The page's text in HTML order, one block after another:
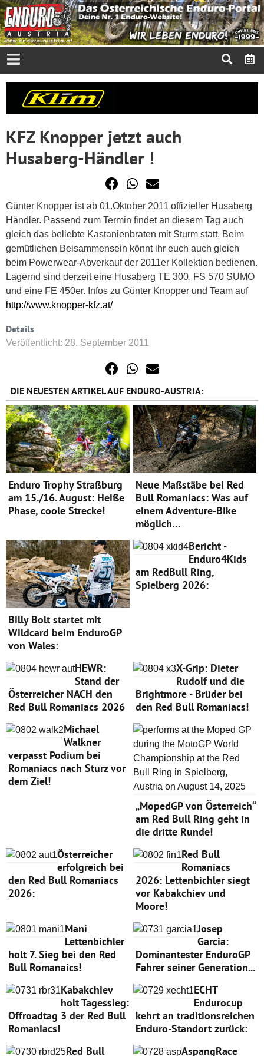
KFZ Knopper jetzt auch
Husaberg-Händler !
Günter Knopper ist ab 01.Oktober 2011 offizieller Husaberg
Händler. Passend zum Termin findet an diesem Tag auch
gleich das beliebte Kastanienbraten mit Sturm statt. Beim
gemütlichen Beisammensein könnt ihr euch auch gleich
beim Powerwear-Abverkauf der 2011er Kollektion bedienen.
Lagernd sind derzeit eine Husaberg TE 300, FS 570 SUMO
und eine FE 450er. Infos zu Günter Knopper und Team auf
http://www.knopper-kfz.at/
Details
Veröffentlicht: 28. September 2011
DIE NEUESTEN ARTIKEL AUF ENDURO-AUSTRIA:
Enduro Trophy Straßburg
am 15./16. August: Heiße
Phase, coole Strecke!
Neue Maßstäbe bei Red
Bull Romaniacs: Was auf
einem Adventure-Bike
möglich…
Billy Bolt startet mit
Wildcard beim EnduroGP
von Wales:
Bericht -
Enduro4Kids
am RedBull Ring,
Spielberg 2026:
HEWR:
Stand der
Österreicher NACH den
Red Bull Romaniacs 2026
X-Grip: Dieter
Rudolf und die
Brightmore - Brüder bei
den Red Bull Romaniacs!
Michael
Walkner
verpasst Podium bei
Romaniacs nach Sturz vor
dem Ziel!
„MopedGP von Österreich“
am Red Bull Ring geht in
die dritte Runde!
Österreicher
erfolgreich bei
den Red Bull Romaniacs
2026:
Red Bull
Romaniacs
2026: Lettenbichler siegt
vor Kabakchiev und
Moore!
Mani
Lettenbichler
holt 7. Sieg bei den Red
Bull Romanaics!
Josep
Garcia:
Dominantester EnduroGP
Fahrer seiner Generation...
Kabakchiev
holt Tagessieg:
Offroadtag 3 der Red Bull
Romaniacs!
ECHT
Endurocup
kehrt an traditionsreichen
Enduro-Standort zurück:
Red Bull
AspangRace